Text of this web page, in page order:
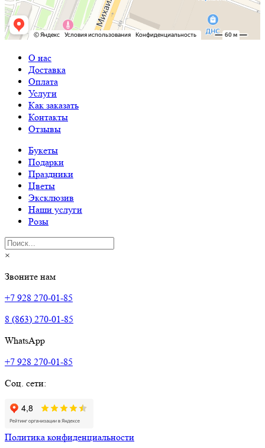
О нас
Доставка
Оплата
Услуги
Как заказать
Контакты
Отзывы
Букеты
Подарки
Праздники
Цветы
Эксклюзив
Наши услуги
Розы
×
Звоните нам
+7 928 270-01-85
8 (863) 270-01-85
WhatsApp
+7 928 270-01-85
Соц. сети:
Политика конфиденциальности